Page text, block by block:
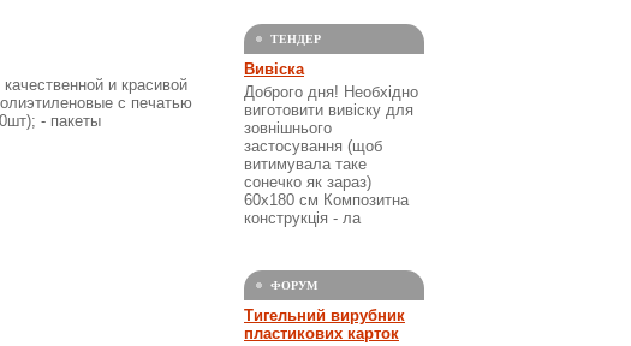
и красивой
c печатью
- пакеты
ТЕНДЕР
Вивіска
Доброго дня! Необхідно
виготовити вивіску для
зовнішнього
застосування (щоб
витимувала таке
сонечко як зараз)
60х180 см Композитна
конструкція - ла
ФОРУМ
Тигельний вирубник
пластикових карток